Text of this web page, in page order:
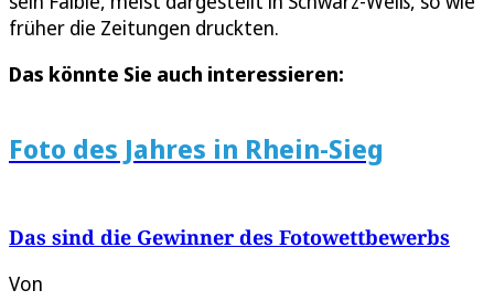
früher die Zeitungen druckten.
Das könnte Sie auch interessieren:
Foto des Jahres in Rhein-Sieg
Das sind die Gewinner des Fotowettbewerbs
Von